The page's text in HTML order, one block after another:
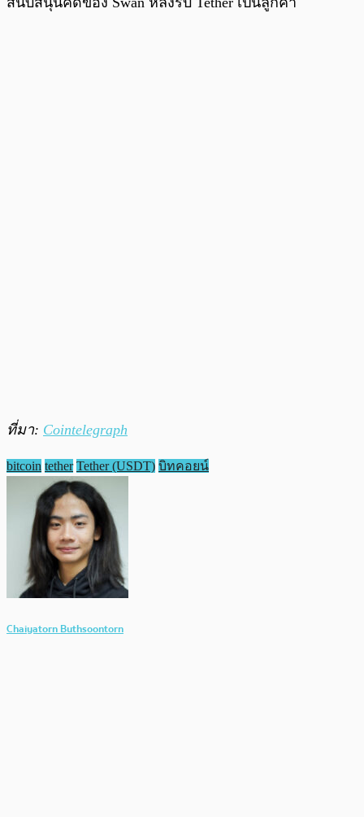
ที่มา: Cointelegraph
bitcoin tether Tether (USDT) บิทคอยน์
Chaiyatorn Buthsoontorn